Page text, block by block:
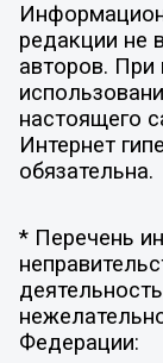
редакции не
авторов. При
настоящего
Интернет
обязательна.
* Перечень
Федерации: